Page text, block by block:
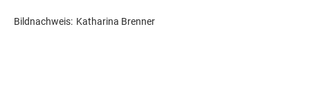
Bildnachweis: Katharina Brenner